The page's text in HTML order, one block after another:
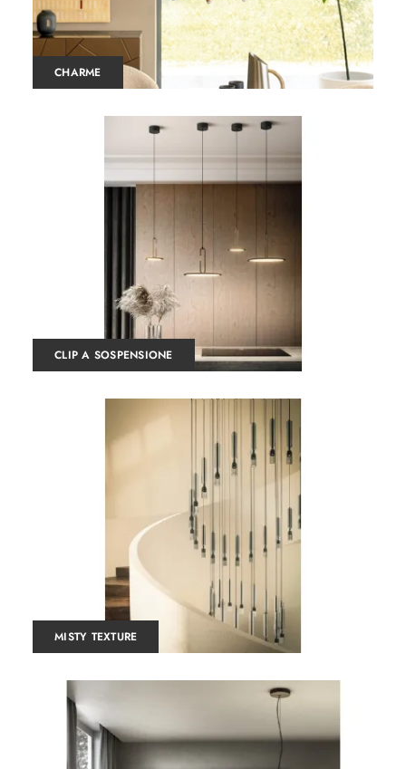
CHARME
CLIP A SOSPENSIONE
MISTY TEXTURE